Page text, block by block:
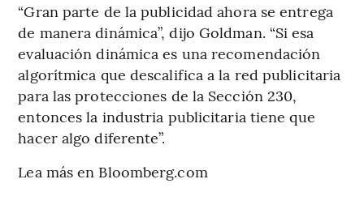
“Gran parte de la publicidad ahora se entrega
de manera dinámica”, dijo Goldman. “Si esa
evaluación dinámica es una recomendación
algorítmica que descalifica a la red publicitaria
para las protecciones de la Sección 230,
entonces la industria publicitaria tiene que
hacer algo diferente”.
Lea más en Bloomberg.com